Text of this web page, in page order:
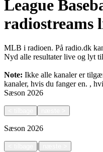
League
radiostreams
MLB i radioen. På radio.dk
Nyd alle resultater live og lyt
Note: Ikke alle kanaler er
kanaler, hvis du fanger en. ,
Sæson 2026
Sæson 2026
|